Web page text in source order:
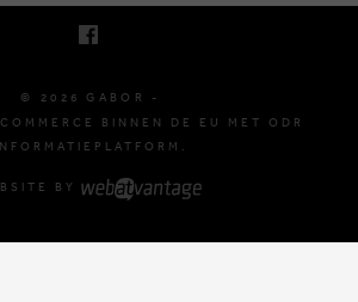
© 2026 GABOR -
BINNEN DE EU MET ODR
BY